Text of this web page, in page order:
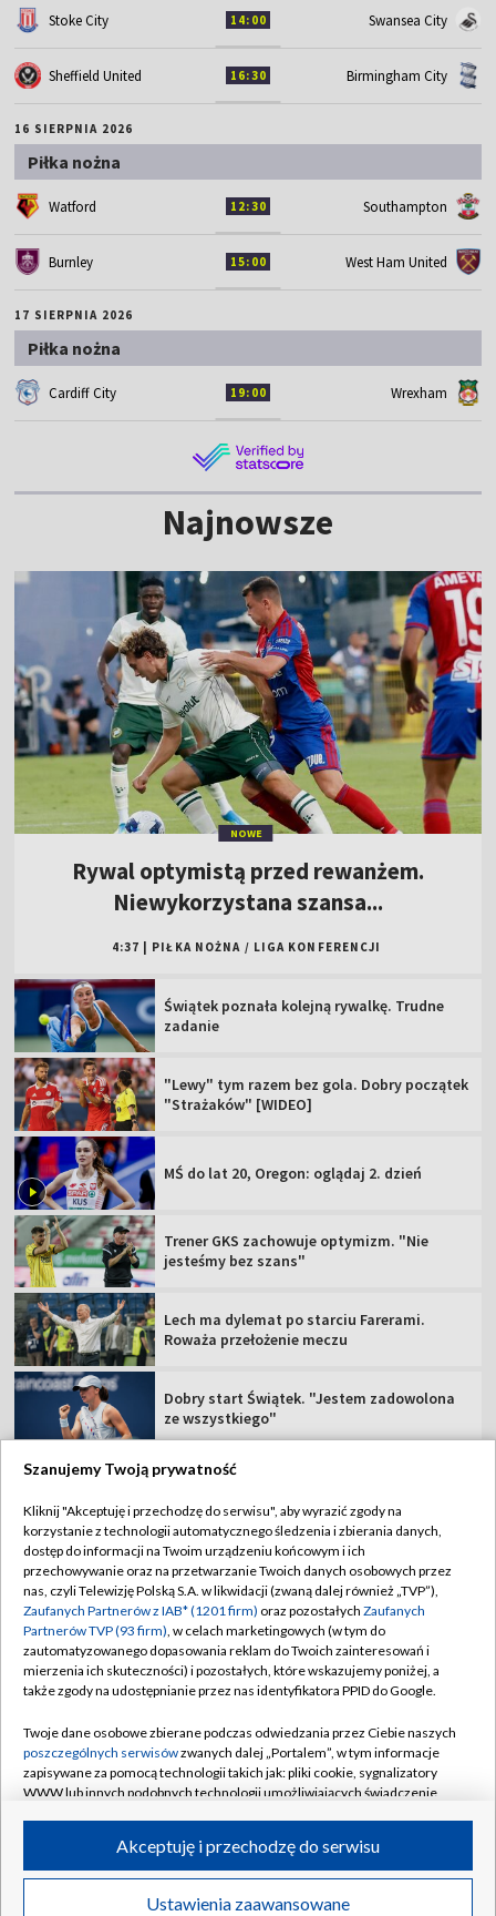
Transmisje Wideo
Stoke City 14:00 Swansea City
Sheffield United 16:30 Birmingham City
16 SIERPNIA 2026
Piłka nożna
Watford 12:30 Southampton
Burnley 15:00 West Ham United
17 SIERPNIA 2026
Piłka nożna
Cardiff City 19:00 Wrexham
Najnowsze
NOWE
Rywal optymistą przed rewanżem.
Niewykorzystana szansa...
4:37 PIŁKA NOŻNA / LIGA KONFERENCJI
Świątek poznała kolejną rywalkę. Trudne
zadanie
"Lewy" tym razem bez gola. Dobry początek
"Strażaków" [WIDEO]
MŚ do lat 20, Oregon: oglądaj 2. dzień
Trener GKS zachowuje optymizm. "Nie
jesteśmy bez szans"
Lech ma dylemat po starciu Farerami.
Roważa przełożenie meczu
Dobry start Świątek. "Jestem zadowolona
ze wszystkiego"
TVP
Abonament TVP
Sklep TVP
Biuro Reklamy
Oferta Handlowa
Emisja w TVP
Rada Programowa
Ogłoszenia przetargowe
Akademia Telewizyjna
Regulamin TVP
Polityka prywatności
Moje zgody
Biuro reklamy
Kanały
©2026 Telewizja Polska Spółka Akcyjna w likwidacji
Szanujemy Twoją prywatność
Kliknij "Akceptuję i przechodzę do serwisu", aby wyrazić zgody na
korzystanie z technologii automatycznego śledzenia i zbierania danych,
dostęp do informacji na Twoim urządzeniu końcowym i ich
przechowywanie oraz na przetwarzanie Twoich danych osobowych przez
nas, czyli Telewizję Polską S.A. w likwidacji (zwaną dalej również „TVP”),
Zaufanych Partnerów z IAB* (1201 firm) oraz pozostałych Zaufanych
Partnerów TVP (93 firm), w celach marketingowych (w tym do
zautomatyzowanego dopasowania reklam do Twoich zainteresowań i
mierzenia ich skuteczności) i pozostałych, które wskazujemy poniżej, a
także zgody na udostępnianie przez nas identyfikatora PPID do Google.
Twoje dane osobowe zbierane podczas odwiedzania przez Ciebie naszych
poszczególnych serwisówzwanych dalej „Portalem”, w tym informacje
zapisywane za pomocą technologii takich jak: pliki cookie, sygnalizatory
WWW lub innych podobnych technologii umożliwiających świadczenie
ruchu w Internecie.
Twoje dane osobowe zbierane podczas odwiedzania przez Ciebie
Ustawienia zaawansowane
Akceptuję i przechodzę do serwisu